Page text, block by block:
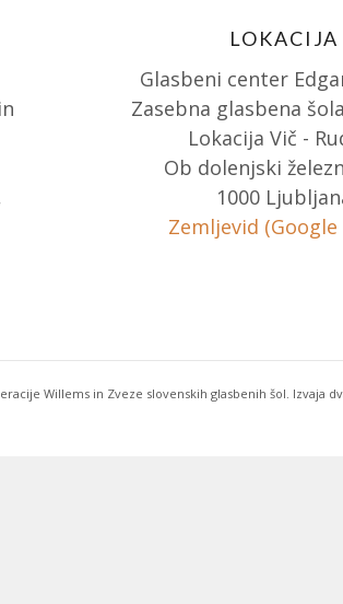
LOKACIJA
Glasbeni center
Zasebna glasbena
Lokacija Vič -
Ob dolenjski
1000
Zemljevid (Google
Willems in Zveze slovenskih glasbenih šol. Izvaja